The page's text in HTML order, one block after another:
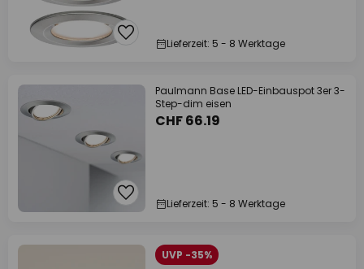
Lieferzeit: 5 - 8 Werktage
Paulmann Base LED-Einbauspot 3er 3-
Step-dim eisen
CHF 66.19
Lieferzeit: 5 - 8 Werktage
UVP -35%